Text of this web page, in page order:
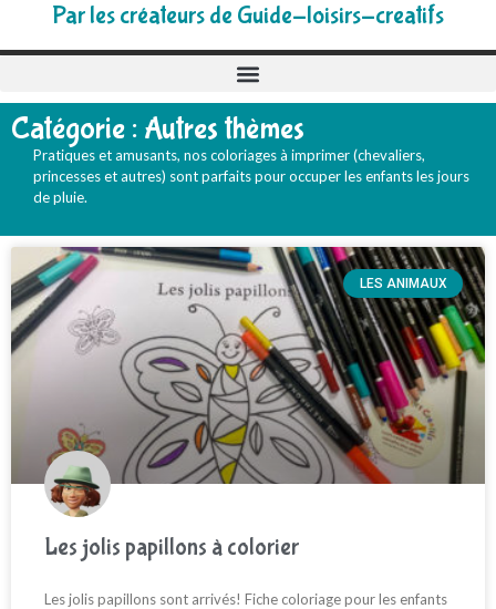
Par les créateurs de Guide-loisirs-creatifs
Catégorie : Autres thèmes
Pratiques et amusants, nos coloriages à imprimer (chevaliers,
princesses et autres) sont parfaits pour occuper les enfants les jours
de pluie.
LES ANIMAUX
Les jolis papillons à colorier
Les jolis papillons sont arrivés! Fiche coloriage pour les enfants